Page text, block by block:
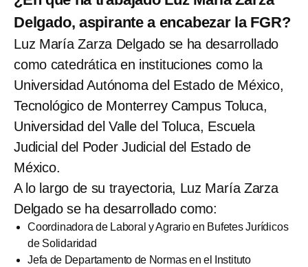
Delgado, aspirante a encabezar la FGR?
Luz María Zarza Delgado se ha desarrollado
como catedrática en instituciones como la
Universidad Autónoma del Estado de México,
Tecnológico de Monterrey Campus Toluca,
Universidad del Valle del Toluca, Escuela
Judicial del Poder Judicial del Estado de
México.
A lo largo de su trayectoria, Luz María Zarza
Delgado se ha desarrollado como:
Coordinadora de Laboral y Agrario en Bufetes Jurídicos
de Solidaridad
Jefa de Departamento de Normas en el Instituto